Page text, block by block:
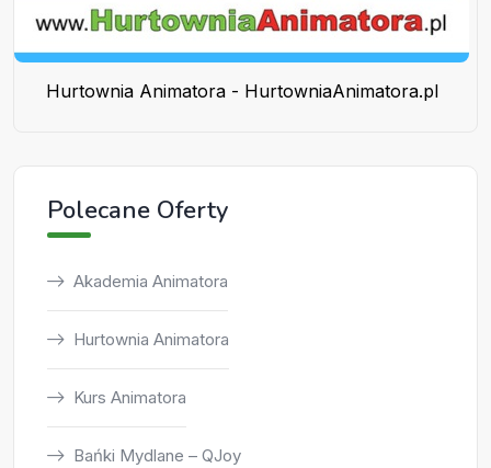
Hurtownia Animatora - HurtowniaAnimatora.pl
Polecane Oferty
Akademia Animatora
Hurtownia Animatora
Kurs Animatora
Bańki Mydlane – QJoy